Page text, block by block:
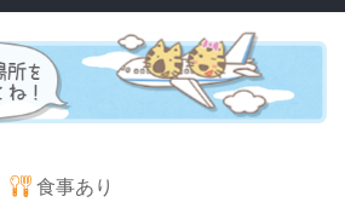
食事あり